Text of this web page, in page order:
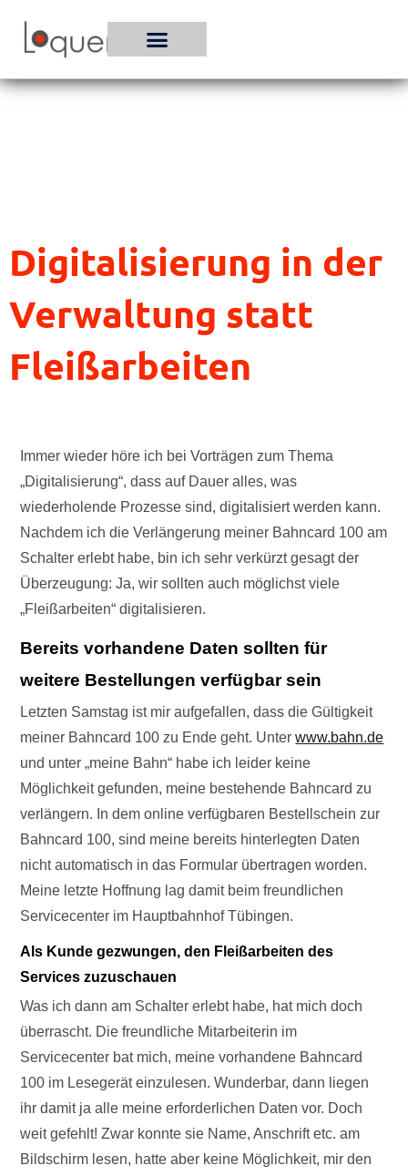
Inhalt
Digitalisierung in der
Verwaltung statt
Fleißarbeiten
Immer wieder höre ich bei Vorträgen zum Thema
„Digitalisierung“, dass auf Dauer alles, was
wiederholende Prozesse sind, digitalisiert werden kann.
Nachdem ich die Verlängerung meiner Bahncard 100 am
Schalter erlebt habe, bin ich sehr verkürzt gesagt der
Überzeugung: Ja, wir sollten auch möglichst viele
„Fleißarbeiten“ digitalisieren.
Bereits vorhandene Daten sollten für
weitere Bestellungen verfügbar sein
Letzten Samstag ist mir aufgefallen, dass die Gültigkeit
meiner Bahncard 100 zu Ende geht. Unterwww.bahn.de
und unter „meine Bahn“ habe ich leider keine
Möglichkeit gefunden, meine bestehende Bahncard zu
verlängern. In dem online verfügbaren Bestellschein zur
Bahncard 100, sind meine bereits hinterlegten Daten
nicht automatisch in das Formular übertragen worden.
Meine letzte Hoffnung lag damit beim freundlichen
Servicecenter im Hauptbahnhof Tübingen.
Als Kunde gezwungen, den Fleißarbeiten des
Services zuzuschauen
Was ich dann am Schalter erlebt habe, hat mich doch
überrascht. Die freundliche Mitarbeiterin im
Servicecenter bat mich, meine vorhandene Bahncard
100 im Lesegerät einzulesen. Wunderbar, dann liegen
ihr damit ja alle meine erforderlichen Daten vor. Doch
weit gefehlt! Zwar konnte sie Name, Anschrift etc. am
Bildschirm lesen, hatte aber keine Möglichkeit, mir den